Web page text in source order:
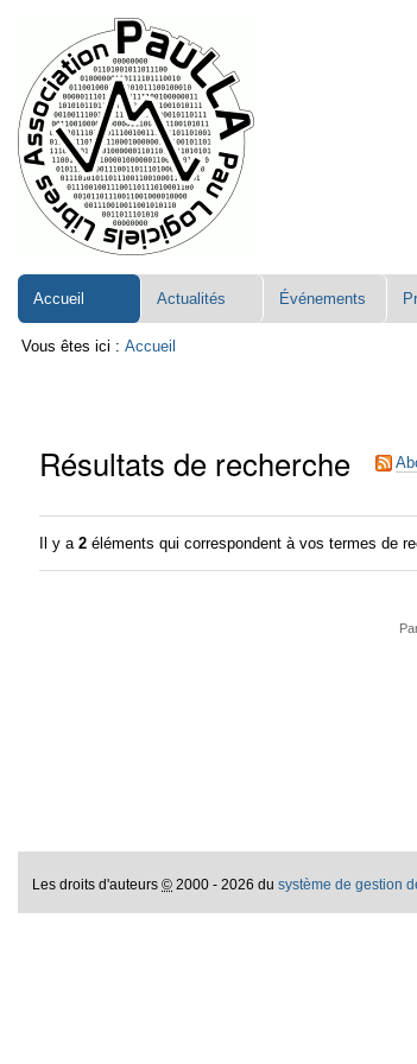
contenu.
Aller
à
la
navigation
Accueil Actualités Événements
Vous êtes ici : Accueil
Résultats de recherche
Il y a2 éléments qui correspondent à vos termes de
Les droits d'auteurs© 2000 - 2026 dusystème de gestion